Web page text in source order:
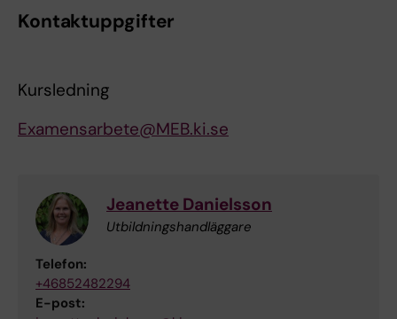
Kontaktuppgifter
Kursledning
Examensarbete@MEB.ki.se
Jeanette Danielsson
Utbildningshandläggare
Telefon:
+46852482294
E-post: